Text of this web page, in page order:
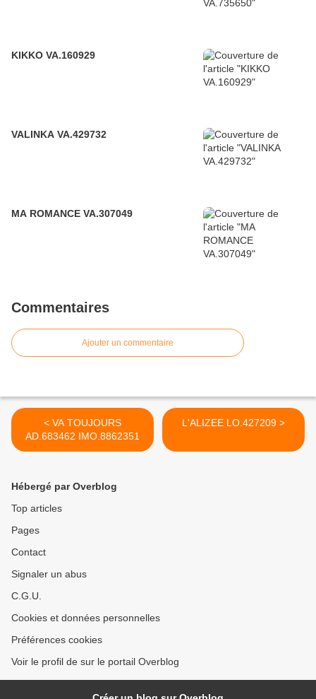
KIKKO VA.160929
VALINKA VA.429732
MA ROMANCE VA.307049
Commentaires
Ajouter un commentaire
< VA TOUJOURS
AD.683462 IMO.8862351
L'ALIZEE LO.427209 >
Hébergé par Overblog
Top articles
Pages
Contact
Signaler un abus
C.G.U.
Cookies et données personnelles
Préférences cookies
Voir le profil de sur le portail Overblog